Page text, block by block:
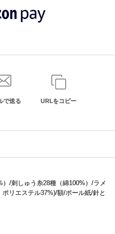
で送る URLをコピー
）/刺しゅう糸28種（綿100%）/ラメ
ポリエステル37%)/額/ボール紙/針と